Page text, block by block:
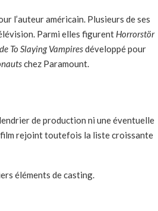
l’auteur américain. Plusieurs de ses
Parmi elles figurent Horrorstör
To Slaying Vampiresdéveloppé pour
chez Paramount.
de production ni une éventuelle
film rejoint toutefois la liste croissante
éléments de casting.